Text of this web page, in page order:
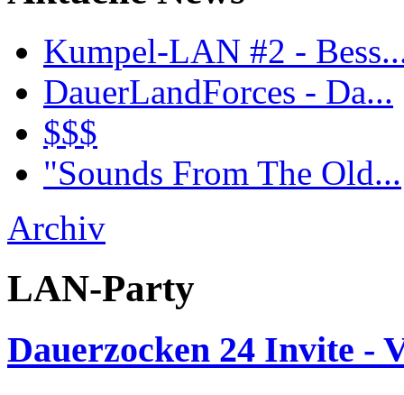
Kumpel-LAN #2 -
DauerLandForces - Da...
$$$
"Sounds From The Old...
Archiv
LAN-Party
Dauerzocken 24 Invite -